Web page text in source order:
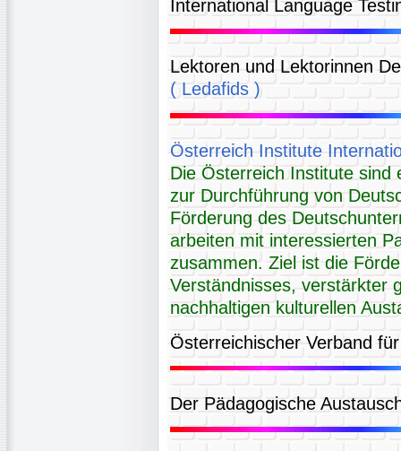
International Language
Lektoren und Lektorinnen
( Ledafids )
Österreich Institute
Die Österreich Institute sind
zur Durchführung von
Förderung des
arbeiten mit interessierten
zusammen. Ziel ist die
Verständnisses, verstärkter
nachhaltigen kulturellen
Österreichischer Verband
Der Pädagogische